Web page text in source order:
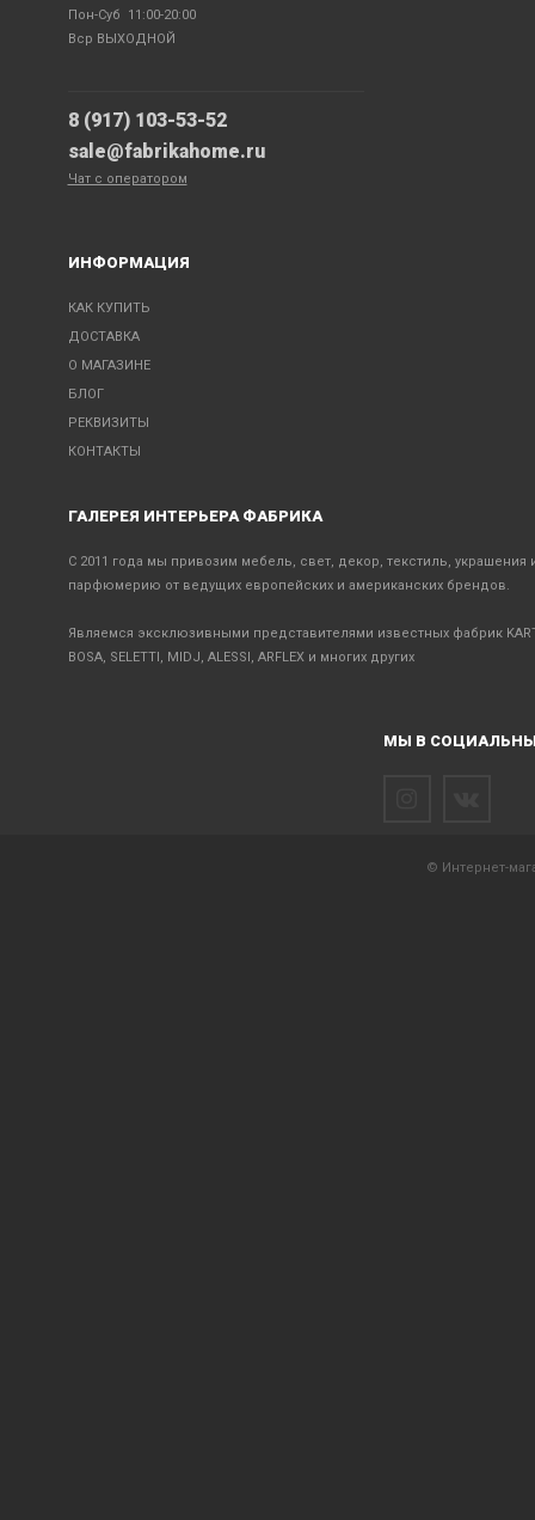
Пон-Суб 11:00-20:00
Вср ВЫХОДНОЙ
8 (917) 103-53-52
sale@fabrikahome.ru
Чат с оператором
ИНФОРМАЦИЯ
КАК КУПИТЬ
ДОСТАВКА
О МАГАЗИНЕ
БЛОГ
РЕКВИЗИТЫ
КОНТАКТЫ
ГАЛЕРЕЯ ИНТЕРЬЕРА ФАБРИКА
С 2011 года мы привозим мебель, свет, декор, текстиль, украшения
парфюмерию от ведущих европейских и американских брендов.
Являемся эксклюзивными представителями известных фабрик
BOSA, SELETTI, MIDJ, ALESSI, ARFLEX и многих других
МЫ В
© Интернет-